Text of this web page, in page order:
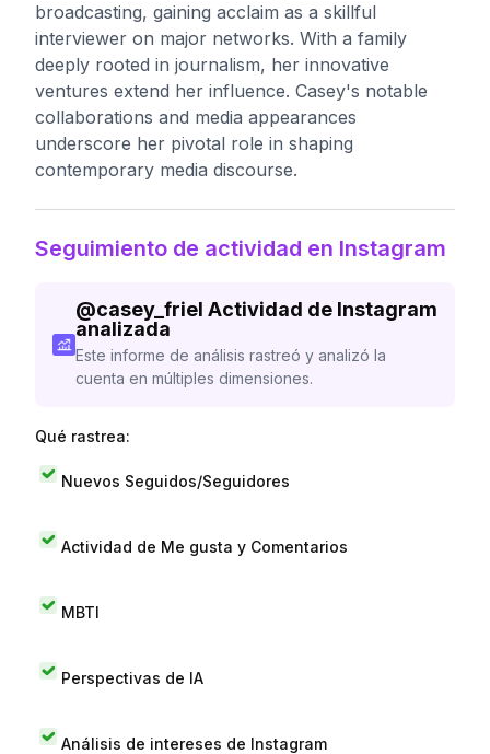
broadcasting, gaining acclaim as a skillful
interviewer on major networks. With a family
deeply rooted in journalism, her innovative
ventures extend her influence. Casey's notable
collaborations and media appearances
underscore her pivotal role in shaping
contemporary media discourse.
Seguimiento de actividad en Instagram
@casey_friel Actividad de Instagram
analizada
Este informe de análisis rastreó y analizó la
cuenta en múltiples dimensiones.
Qué rastrea:
Nuevos Seguidos/Seguidores
Actividad de Me gusta y Comentarios
MBTI
Perspectivas de IA
Análisis de intereses de Instagram